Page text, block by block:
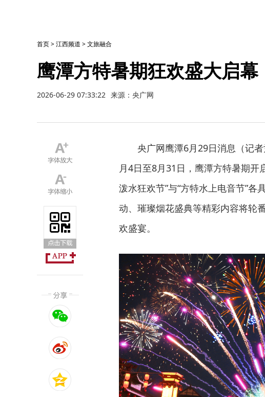
首页>江西频道 >文旅融合
鹰潭方特暑期狂欢盛大启幕
2026-06-29 07:33:22 来源：央广网
央广网鹰潭6月29日消息（记
月4日至8月31日，鹰潭方特暑期开
泼水狂欢节”与“方特水上电音节”
动、璀璨烟花盛典等精彩内容将轮
欢盛宴。